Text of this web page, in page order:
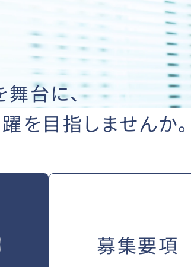
台に、
を目指しませんか。
募集要項